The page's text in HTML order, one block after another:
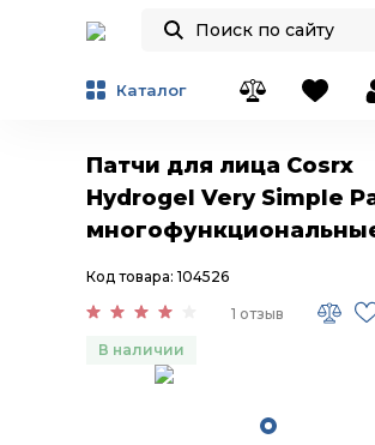
Каталог
Патчи для лица Cosrx
Hydrogel Very Simple
1 отзыв
Код товара: 104526
В наличии